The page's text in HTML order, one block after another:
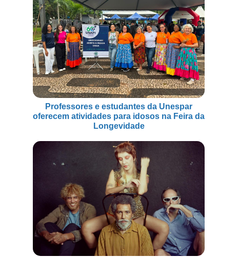
Professores e estudantes da Unespar
oferecem atividades para idosos na Feira da
Longevidade